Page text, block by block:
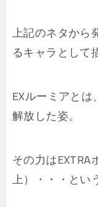
上記のネタから
るキャラとして
EXルーミアと
解放した姿。
その力は
上）・・・とい